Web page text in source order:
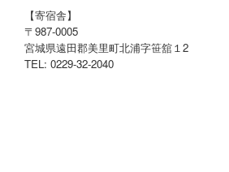
【寄宿舎】
〒987-0005
宮城県遠田郡美里町北浦字笹舘１2
TEL: 0229-32-2040